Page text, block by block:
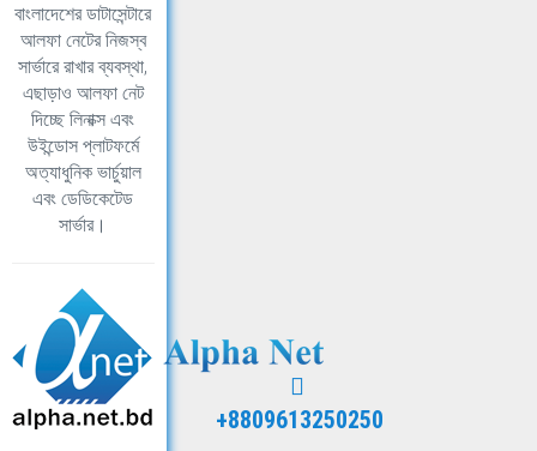
বাংলাদেশের ডাটাসেন্টারে
আলফা নেটের নিজস্ব
সার্ভারে রাখার ব্যবস্থা,
এছাড়াও আলফা নেট
দিচ্ছে লিনাক্স এবং
উইন্ডোস প্লাটফর্মে
অত্যাধুনিক ভার্চুয়াল
এবং ডেডিকেটেড
সার্ভার।
+8809613250250